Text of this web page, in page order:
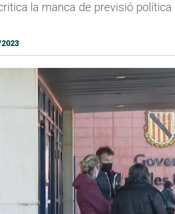
la manca de previsió